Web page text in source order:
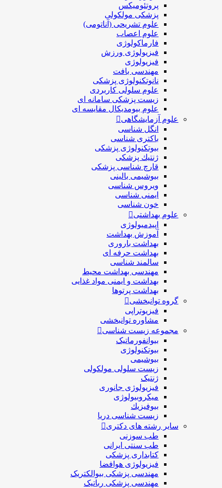
پروتئومیکس
پزشکی مولکولی
علوم تشریحی (آناتومی)
علوم اعصاب
فارماکولوژی
فیزیولوژی ورزش
فیزیولوژی
مهندسی بافت
نانوتکنولوژی پزشکی
علوم سلولی کاربردی
زیست پزشکی سامانه ای
علوم بیومدیکال مقایسه ای
علوم آزمایشگاهی
انگل شناسی
باکتری شناسی
بیوتکنولوژی پزشکی
ژنتيك پزشکی
قارچ شناسی پزشكی
بیوشیمی بالینی
ویروس شناسی
ایمنی شناسی
خون شناسی
علوم بهداشتی
اپیدمیولوژی
آموزش بهداشت
بهداشت باروری
بهداشت حرفه ای
سالمند شناسی
مهندسی بهداشت محيط
بهداشت و ایمنی مواد غذایی
بهداشت پرتوها
گروه توانبخشی
فیزیوتراپی
مشاوره توانبخشی
مجموعه زیست شناسی
بیوانفورماتیک
بیوتکنولوژی
بیوشیمی
زیست سلولی مولکولی
ژنتیک
فیزیولوژی جانوری
میکروبیولوژی
بيوفيزيك
زیست شناسی دریا
سایر رشته های دکتری
طب سوزنی
طب سنتی ایرانی
کتابداری پزشکی
فیزیولوژی هوافضا
مهندسی پزشکی بیوالکتریک
مهندسی پزشکی رباتیک